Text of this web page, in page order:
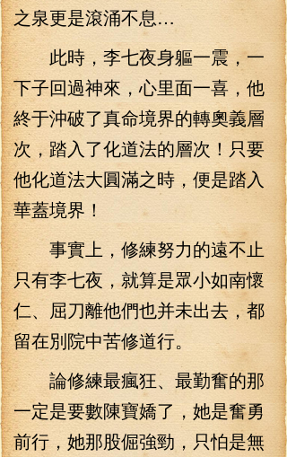
之泉更是滾涌不息…
此時，李七夜身軀一震，一
下子回過神來，心里面一喜，他
終于沖破了真命境界的轉奧義層
次，踏入了化道法的層次！只要
他化道法大圓滿之時，便是踏入
華蓋境界！
事實上，修練努力的遠不止
只有李七夜，就算是眾小如南懷
仁、屈刀離他們也并未出去，都
留在別院中苦修道行。
論修練最瘋狂、最勤奮的那
一定是要數陳寶嬌了，她是奮勇
前行，她那股倔強勁，只怕是無